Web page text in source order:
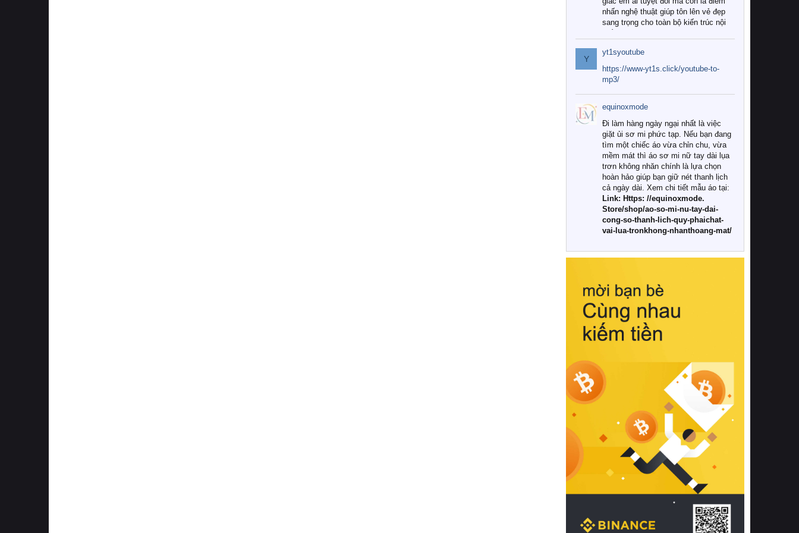
nhấn nghệ thuật giúp tôn lên vẻ đẹp
sang trọng cho toàn bộ kiến trúc nội
Tuy nhiên, giữa thị trường đa dạng
với vô vàn thương hiệu và mẫu mã
như hiện nay, làm thế nào để chọn
được những bộ chăn ga gối đệm cao
cấp thực sự chất lượng, phù hợp với
khí hậu và nhu cầu sử dụng của gia
đình? Hãy cùng chúng tôi đi tìm lời
giải đáp chi tiết qua bài viết dưới đây.
1. Tại sao các gia đình hiện đại lại ưa
chuộng chăn ga gối đệm cao cấp?
Khác với các dòng sản phẩm thông
thường, những bộ chăn ga gối đệm
cao cấp trải qua quy trình sản xuất
nghiêm ngặt từ khâu chọn lọc nguyên
liệu tự nhiên đến công nghệ dệt
nhuộm hiện đại không chứa hóa chất
này, bạn sẽ cảm nhận rõ rệt sự khác
hồi chuẩn xác của phần đệm nâng đỡ
cột sống.
Bên cạnh đó, việc lựa chọn các dòng
sản phẩm đạt chuẩn chất lượng quốc
tế còn giúp ngăn ngừa tình trạng kích
khuẩn và nấm mốc trong điều kiện
thời tiết nóng ẩm. Bạn có thể tìm hiểu
thêm các nghiên cứu khoa học về tác
động của giấc ngủ và môi trường
phòng ngủ đối với sức khỏe con
người tại Sleep Foundation (External
Link) để có cái nhìn toàn diện hơn.
2. Các tiêu chí vàng khi lựa chọn
chăn ga gối đệm cao cấp cho phòng
ngủ
Để sở hữu một bộ chăn ga gối đệm
cao cấp hoàn hảo cả về thẩm mỹ lẫn
công năng, người tiêu dùng cần cân
nhắc kỹ lưỡng các tiêu chí quan trọng
Y
yt1syoutube
https://www-yt1s.click/youtube-to-
mp3/
equinoxmode
Đi làm hàng ngày ngại nhất là việc
giặt ủi sơ mi phức tạp. Nếu bạn đang
tìm một chiếc áo vừa chỉn chu, vừa
mềm mát thì áo sơ mi nữ tay dài lụa
trơn không nhăn chính là lựa chọn
hoàn hảo giúp bạn giữ nét thanh lịch
cả ngày dài. Xem chi tiết mẫu áo tại:
Link: Https: //equinoxmode.
Store/shop/ao-so-mi-nu-tay-dai-
cong-so-thanh-lich-quy-phaichat-
vai-lua-tronkhong-nhanthoang-mat/